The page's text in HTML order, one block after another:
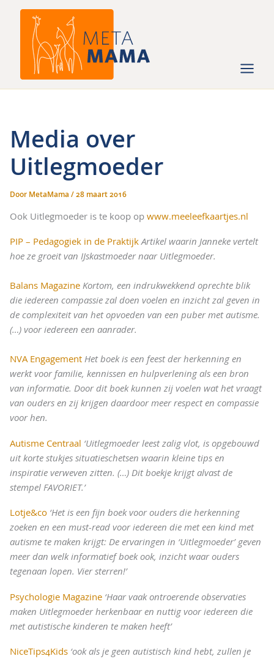
Media over
Uitlegmoeder
Door MetaMama /28 maart 2016
Ook Uitlegmoeder is te koop op www.meeleefkaartjes.nl
PIP – Pedagogiek in de Praktijk Artikel waarin Janneke vertelt
hoe ze groeit van IJskastmoeder naar Uitlegmoeder.
Balans Magazine Kortom, een indrukwekkend oprechte blik
die iedereen compassie zal doen voelen en inzicht zal geven in
de complexiteit van het opvoeden van een puber met autisme.
(…) voor iedereen een aanrader.
NVA Engagement Het boek is een feest der herkenning en
werkt voor familie, kennissen en hulpverlening als een bron
van informatie. Door dit boek kunnen zij voelen wat het vraagt
van ouders en zij krijgen daardoor meer respect en compassie
voor hen.
Autisme Centraal ‘Uitlegmoeder leest zalig vlot, is opgebouwd
uit korte stukjes situatieschetsen waarin kleine tips en
inspiratie verweven zitten. (…) Dit boekje krijgt alvast de
stempel FAVORIET.’
Lotje&co ‘Het is een fijn boek voor ouders die herkenning
zoeken en een must-read voor iedereen die met een kind met
autisme te maken krijgt: De ervaringen in ‘Uitlegmoeder’ geven
meer dan welk informatief boek ook, inzicht waar ouders
tegenaan lopen. Vier sterren!’
Psychologie Magazine ‘Haar vaak ontroerende observaties
maken Uitlegmoeder herkenbaar en nuttig voor iedereen die
met autistische kinderen te maken heeft’
NiceTips4Kids ‘ook als je geen autistisch kind hebt, zullen je